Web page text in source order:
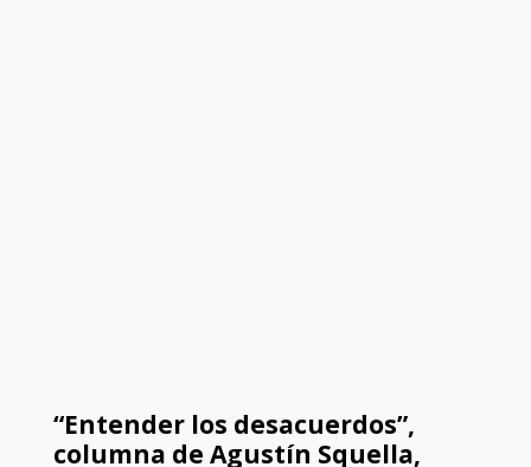
“Entender los desacuerdos”,
columna de Agustín Squella,